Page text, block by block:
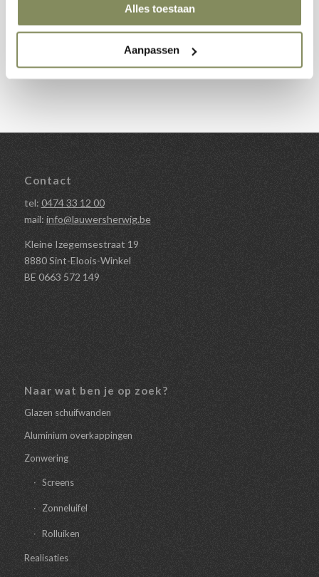
Alles toestaan
Aanpassen
Contact
tel: 0474 33 12 00
mail: info@lauwersherwig.be
Kleine Izegemsestraat 19
8880 Sint-Eloois-Winkel
BE 0663 572 149
Naar wat ben je op zoek?
Glazen schuifwanden
Aluminium overkappingen
Zonwering
Screens
Zonneluifel
Rolluiken
Realisaties